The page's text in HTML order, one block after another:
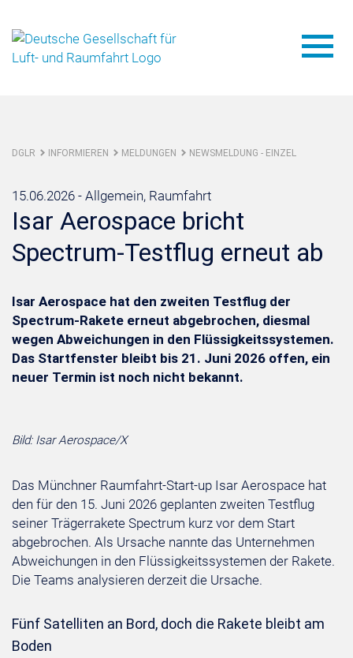
DGLR INFORMIEREN MELDUNGEN NEWSMELDUNG - EINZEL
15.06.2026 - Allgemein, Raumfahrt
Isar Aerospace bricht
Spectrum-Testflug erneut ab
Isar Aerospace hat den zweiten Testflug der
Spectrum-Rakete erneut abgebrochen, diesmal
wegen Abweichungen in den Flüssigkeitssystemen.
Das Startfenster bleibt bis 21. Juni 2026 offen, ein
neuer Termin ist noch nicht bekannt.
Bild: Isar Aerospace/X
Das Münchner Raumfahrt-Start-up Isar Aerospace hat
den für den 15. Juni 2026 geplanten zweiten Testflug
seiner Trägerrakete Spectrum kurz vor dem Start
abgebrochen. Als Ursache nannte das Unternehmen
Abweichungen in den Flüssigkeitssystemen der Rakete.
Die Teams analysieren derzeit die Ursache.
Fünf Satelliten an Bord, doch die Rakete bleibt am
Boden